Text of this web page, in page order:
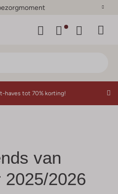
haves tot 70% korting!
van
2026